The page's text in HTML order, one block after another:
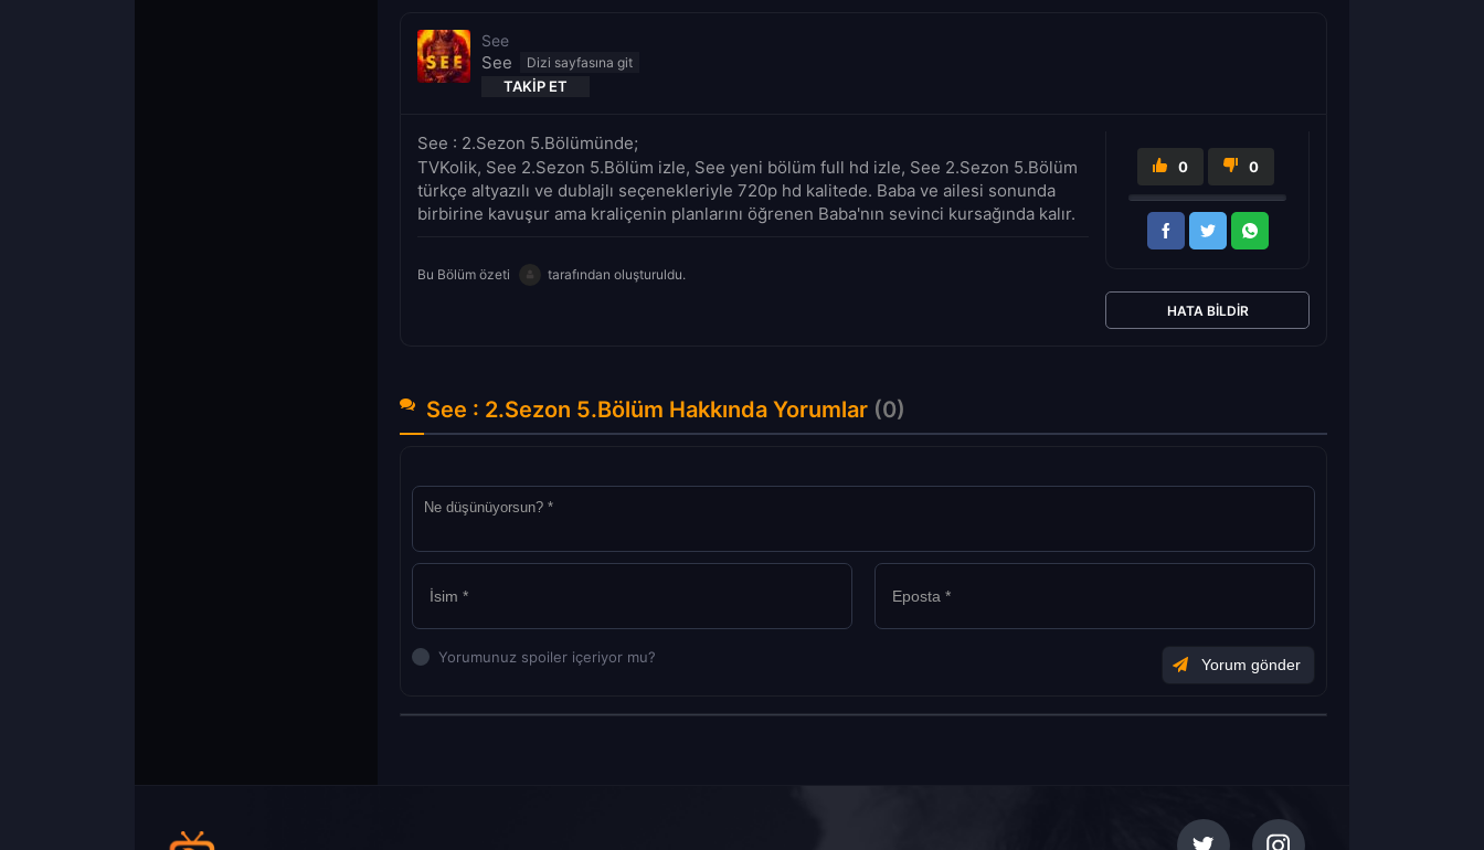
See
See
TAKIP ET
See : 2.Sezon 5.Bölümünde;
TVKolik, See 2.Sezon 5.Bölüm izle, See yeni bölüm full hd izle, See 2.Sezon 5.Bölüm
türkçe altyazılı ve dublajlı seçenekleriyle 720p hd kalitede. Baba ve ailesi sonunda
birbirine kavuşur ama kraliçenin planlarını öğrenen Baba'nın sevinci kursağında kalır.
Bu Bölüm özeti tarafından oluşturuldu.
0 0
HATA BILDIR
See : 2.Sezon 5.Bölüm Hakkında Yorumlar (0)
Yorumunuz spoiler içeriyor mu?